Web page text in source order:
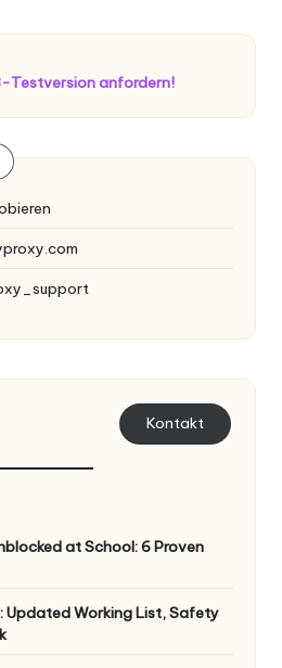
Testversion anfordern!
Kontakt
at School: 6 Proven
Updated Working List, Safety